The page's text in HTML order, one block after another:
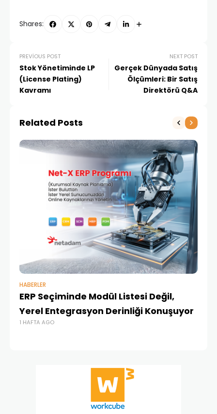
Shares:
PREVIOUS POST
Stok Yönetiminde LP
(License Plating)
Kavramı
NEXT POST
Gerçek Dünyada Satış
Ölçümleri: Bir Satış
Direktörü Q&A
Related Posts
HABERLER
ERP Seçiminde Modül Listesi Değil,
Yerel Entegrasyon Derinliği Konuşuyor
1 HAFTA AGO